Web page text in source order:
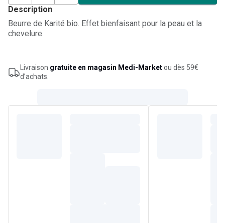
Description
Beurre de Karité bio. Effet bienfaisant pour la peau et la
chevelure.
Livraison gratuite en magasin Medi-Marketou dès 59€
d’achats.